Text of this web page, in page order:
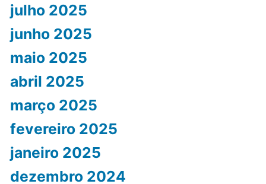
julho 2025
junho 2025
maio 2025
abril 2025
março 2025
fevereiro 2025
janeiro 2025
dezembro 2024